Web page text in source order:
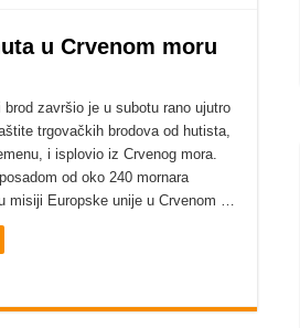
u Crvenom moru
brod završio je u subotu rano ujutro
trgovačkih brodova od hutista,
i isplovio iz Crvenog mora.
od oko 240 mornara
misiji Europske unije u Crvenom …